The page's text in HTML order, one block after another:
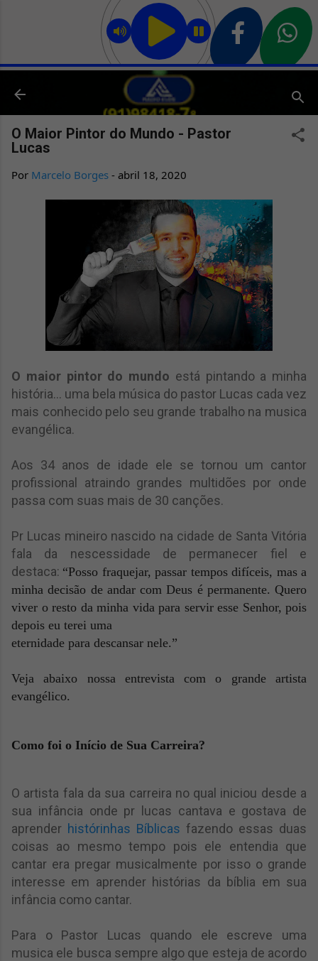
Pular para o conteúdo principal
O Maior Pintor do Mundo - Pastor
Lucas
Por Marcelo Borges - abril 18, 2020
O maior pintor do mundo está pintando a minha
história... uma bela música do pastor Lucas cada vez
mais conhecido pelo seu grande trabalho na musica
evangélica.
Aos 34 anos de idade ele se tornou um cantor
profissional atraindo grandes multidões por onde
passa com suas mais de 30 canções.
Pr Lucas mineiro nascido na cidade de Santa Vitória
fala da nescessidade de permanecer fiel e
destaca: “Posso fraquejar, passar tempos difíceis, mas a
minha decisão de andar com Deus é permanente. Quero
viver o resto da minha vida para servir esse Senhor, pois
depois eu terei uma
eternidade para descansar nele.”
Veja abaixo nossa entrevista com o grande artista
evangélico.
Como foi o Início de Sua Carreira?
O artista fala da sua carreira no qual iniciou desde a
sua infância onde pr lucas cantava e gostava de
aprender histórinhas Bíblicas fazendo essas duas
coisas ao mesmo tempo pois ele entendia que
cantar era pregar musicalmente por isso o grande
interesse em aprender histórias da bíblia em sua
infância como cantar.
Para o Pastor Lucas quando ele escreve uma
musica ele busca sempre algo que esteja de acordo